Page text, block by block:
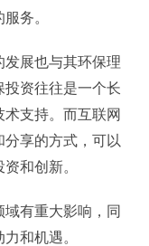
务。
发展也与其环保理
资往往是一个长
支持。而互联网
享的方式，可以
和创新。
有重大影响，同
和机遇。